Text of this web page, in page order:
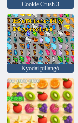
Cookie Crush 3
Kyodai pillangó